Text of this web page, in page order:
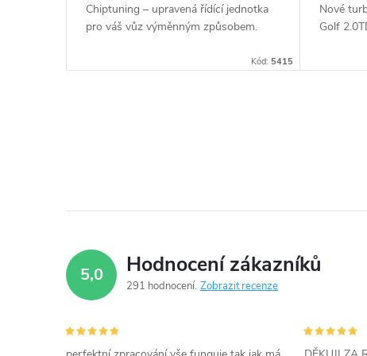
k
Chiptuning – upravená řídící jednotka
pro váš vůz výměnným způsobem.
Kód: 5415
Nové
Golf
d
a
c
5,0 Hodnocení zákazníků
291 hodnocení Zobrazit recenze